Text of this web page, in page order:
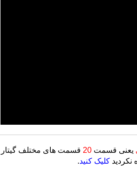
یعنی قسمت
قسمت های مختلف گیتار
نکردید کلیک کنید.